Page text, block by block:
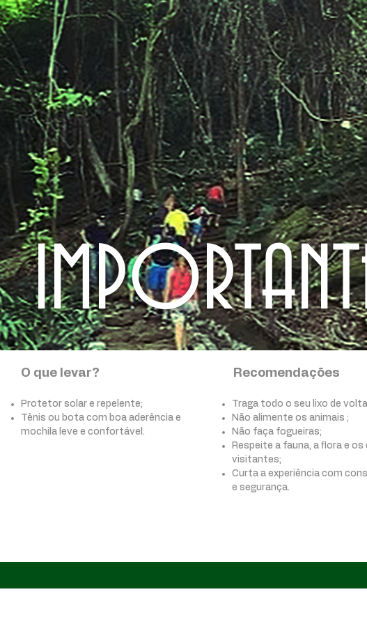
O que levar?
Protetor solar e repelente;
Tênis ou bota com boa aderência e
mochila leve e confortável.
Recomendações
Traga todo o seu lixo de
Não alimente os animais ;
Não faça fogueiras;
Respeite a fauna, a flora e os
visitantes;
Curta a experiência com
e segurança.